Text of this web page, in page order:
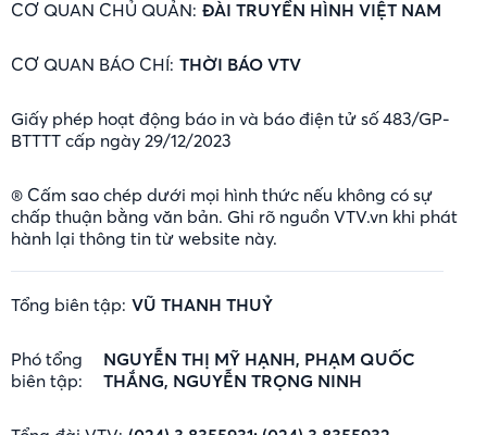
CƠ QUAN CHỦ QUẢN: ĐÀI TRUYỀN HÌNH VIỆT NAM
CƠ QUAN BÁO CHÍ: THỜI BÁO VTV
Giấy phép hoạt động báo in và báo điện tử số 483/GP-
BTTTT cấp ngày 29/12/2023
® Cấm sao chép dưới mọi hình thức nếu không có sự
chấp thuận bằng văn bản. Ghi rõ nguồn VTV.vn khi phát
hành lại thông tin từ website này.
Tổng biên tập: VŨ THANH THUỶ
Phó tổng
biên tập:
NGUYỄN THỊ MỸ HẠNH, PHẠM QUỐC
THẮNG, NGUYỄN TRỌNG NINH